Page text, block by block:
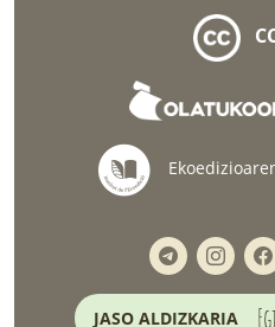
JASO ALDIZKARIA